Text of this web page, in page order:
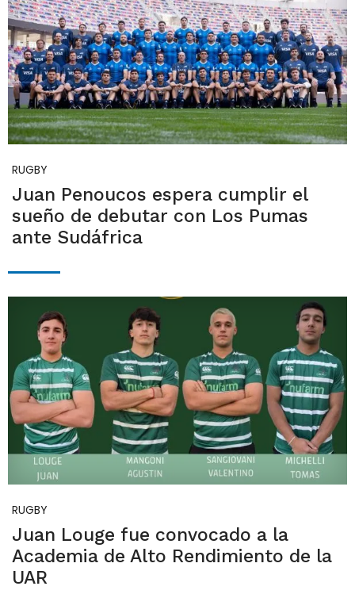
RUGBY
Juan Penoucos espera cumplir el
sueño de debutar con Los Pumas
ante Sudáfrica
RUGBY
Juan Louge fue convocado a la
Academia de Alto Rendimiento de la
UAR